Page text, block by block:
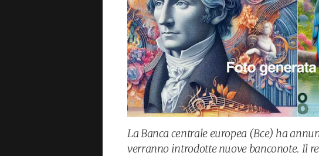
La Banca centrale europea (Bce) ha
verranno introdotte nuove banconote. Il